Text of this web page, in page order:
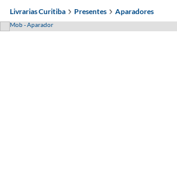
Livrarias Curitiba Presentes Aparadores